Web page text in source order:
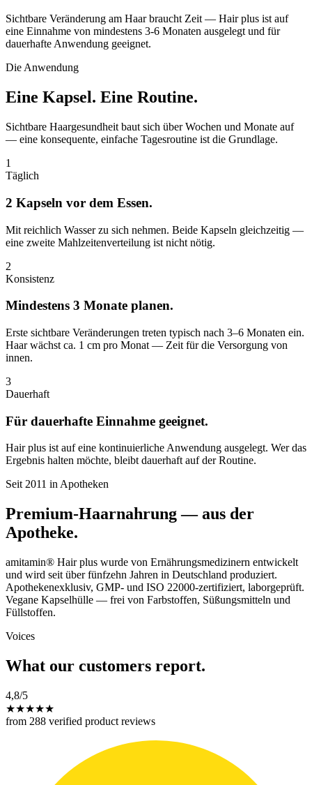
Sichtbare Veränderung am Haar braucht Zeit — Hair plus ist auf
eine Einnahme von mindestens 3-6 Monaten ausgelegt und für
dauerhafte Anwendung geeignet.
Die Anwendung
Eine Kapsel. Eine Routine.
Sichtbare Haargesundheit baut sich über Wochen und Monate auf
— eine konsequente, einfache Tagesroutine ist die Grundlage.
1
Täglich
2 Kapseln vor dem Essen.
Mit reichlich Wasser zu sich nehmen. Beide Kapseln gleichzeitig —
eine zweite Mahlzeitenverteilung ist nicht nötig.
2
Konsistenz
Mindestens 3 Monate planen.
Erste sichtbare Veränderungen treten typisch nach 3–6 Monaten ein.
Haar wächst ca. 1 cm pro Monat — Zeit für die Versorgung von
innen.
3
Dauerhaft
Für dauerhafte Einnahme geeignet.
Hair plus ist auf eine kontinuierliche Anwendung ausgelegt. Wer das
Ergebnis halten möchte, bleibt dauerhaft auf der Routine.
Seit 2011 in Apotheken
Premium-Haarnahrung — aus der
Apotheke.
amitamin® Hair plus wurde von Ernährungsmedizinern entwickelt
und wird seit über fünfzehn Jahren in Deutschland produziert.
Apothekenexklusiv, GMP- und ISO 22000-zertifiziert, laborgeprüft.
Vegane Kapselhülle — frei von Farbstoffen, Süßungsmitteln und
Füllstoffen.
Voices
What our customers report.
4,8/5
★★★★★
from 288 verified product reviews